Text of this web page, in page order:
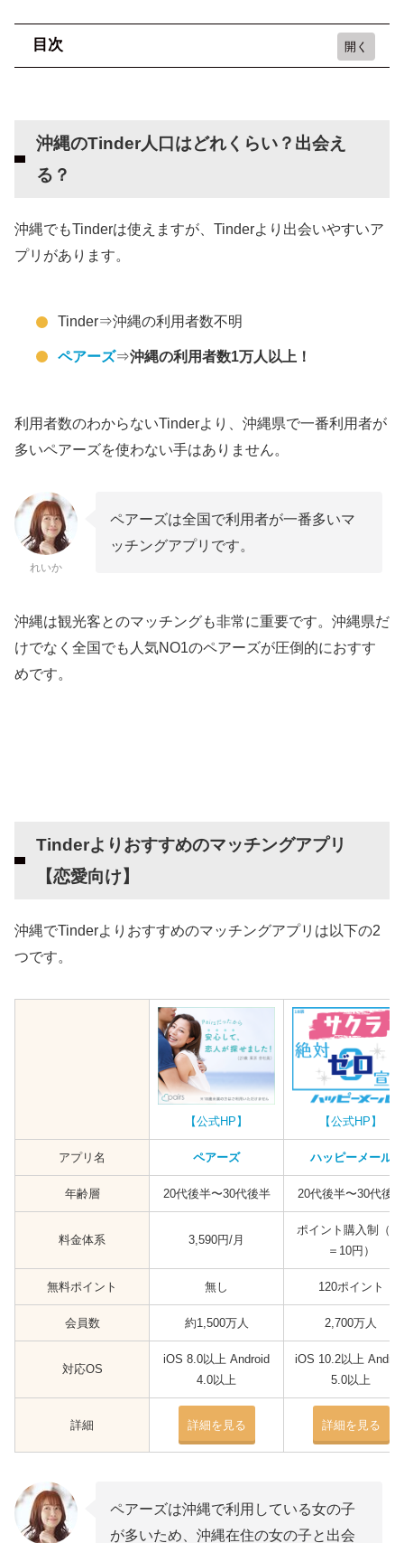
目次
向け】
Tinderよりおすすめのマッチングアプリ【セッ
る？？
沖縄本島や那覇なら十分に利用できる
沖縄でマッチングアプリを使うなら複数登録が
おすすめ
旅行に来た沖縄以外の人とマッチングしやすい
沖縄でマッチングアプリを使うならTinderより
ペアーズがおすすめ
沖縄のTinder人口はどれくらい？出会え
る？
沖縄でもTinderは使えますが、Tinderより出会いやすいア
プリがあります。
Tinder⇒沖縄の利用者数不明
ペアーズ⇒沖縄の利用者数1万人以上！
利用者数のわからないTinderより、沖縄県で一番利用者が
多いペアーズを使わない手はありません。
れいか
ペアーズは全国で利用者が一番多いマ
ッチングアプリです。
沖縄は観光客とのマッチングも非常に重要です。沖縄県だ
けでなく全国でも人気NO1のペアーズが圧倒的におすす
めです。
Tinderよりおすすめのマッチングアプリ
【恋愛向け】
沖縄でTinderよりおすすめのマッチングアプリは以下の2
つです。
【公式HP】 【公式HP】
アプリ名 ペアーズ ハッピーメール
年齢層 20代後半〜30代後半 20代後半〜30代後半
料金体系 3,590円/月
ポイント購入制（1P
＝10円）
無料ポイント 無し 120ポイント
会員数 約1,500万人 2,700万人
対応OS
iOS 8.0以上 Android
4.0以上
iOS 10.2以上
5.0以上
詳細 詳細を見る 詳細を見る
ペアーズは沖縄で利用している女の子
が多いため、沖縄在住の女の子と出会